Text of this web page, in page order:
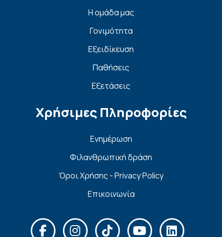
Η ομάδα μας
Γονιμότητα
Εξειδίκευση
Παθήσεις
Εξετάσεις
Χρήσιμες Πληροφορίες
Ενημέρωση
Φιλανθρωπική δράση
Όροι Χρήσης - Privacy Policy
Επικοινωνία